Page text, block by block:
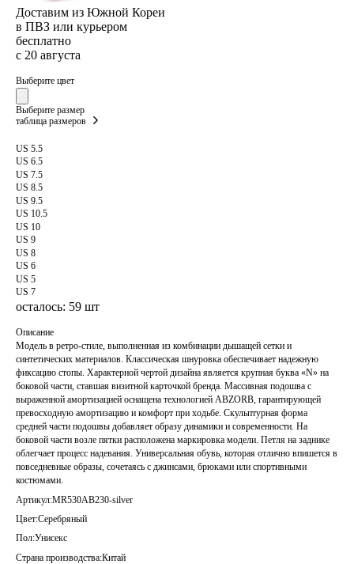
Доставим из Южной Кореи
в ПВЗ или курьером
бесплатно
с 20 августа
Выберите цвет
Выберите размер
таблица размеров
US 5.5
US 6.5
US 7.5
US 8.5
US 9.5
US 10.5
US 10
US 9
US 8
US 6
US 5
US 7
осталось: 59 шт
Описание
Модель в ретро-стиле, выполненная из комбинации дышащей сетки и
синтетических материалов. Классическая шнуровка обеспечивает надежную
фиксацию стопы. Характерной чертой дизайна является крупная буква «N» на
боковой части, ставшая визитной карточкой бренда. Массивная подошва с
выраженной амортизацией оснащена технологией ABZORB, гарантирующей
превосходную амортизацию и комфорт при ходьбе. Скульптурная форма
средней части подошвы добавляет образу динамики и современности. На
боковой части возле пятки расположена маркировка модели. Петля на заднике
облегчает процесс надевания. Универсальная обувь, которая отлично впишется в
повседневные образы, сочетаясь с джинсами, брюками или спортивными
костюмами.
Артикул:MR530AB230-silver
Цвет:Серебряный
Пол:Унисекс
Страна производства:Китай